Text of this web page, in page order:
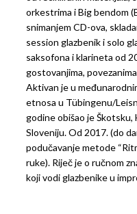
orkestrima i Big bendom
snimanjem CD-ova,
session glazbenik i solo
saksofona i klarineta od
gostovanjima,
Aktivan je u
etnosa u Tübingenu/
godine obišao je
Sloveniju. Od 2017. (do
podučavanje metode
ruke). Riječ je o ručnom
koji vodi glazbenike u